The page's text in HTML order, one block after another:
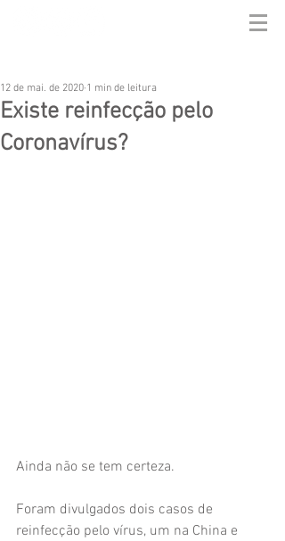
Existe reinfecção pelo
Coronavírus?
12 de mai. de 2020 1 min de leitura
Ainda não se tem certeza.
Foram divulgados dois casos de
reinfecção pelo vírus, um na China e